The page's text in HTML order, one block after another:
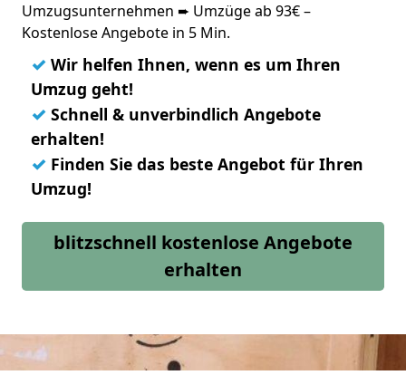
Umzugsunternehmen ➨ Umzüge ab 93€ –
Kostenlose Angebote in 5 Min.
✓ Wir helfen Ihnen, wenn es um Ihren
Umzug geht!
✓ Schnell & unverbindlich Angebote
erhalten!
✓ Finden Sie das beste Angebot für Ihren
Umzug!
blitzschnell kostenlose Angebote
erhalten